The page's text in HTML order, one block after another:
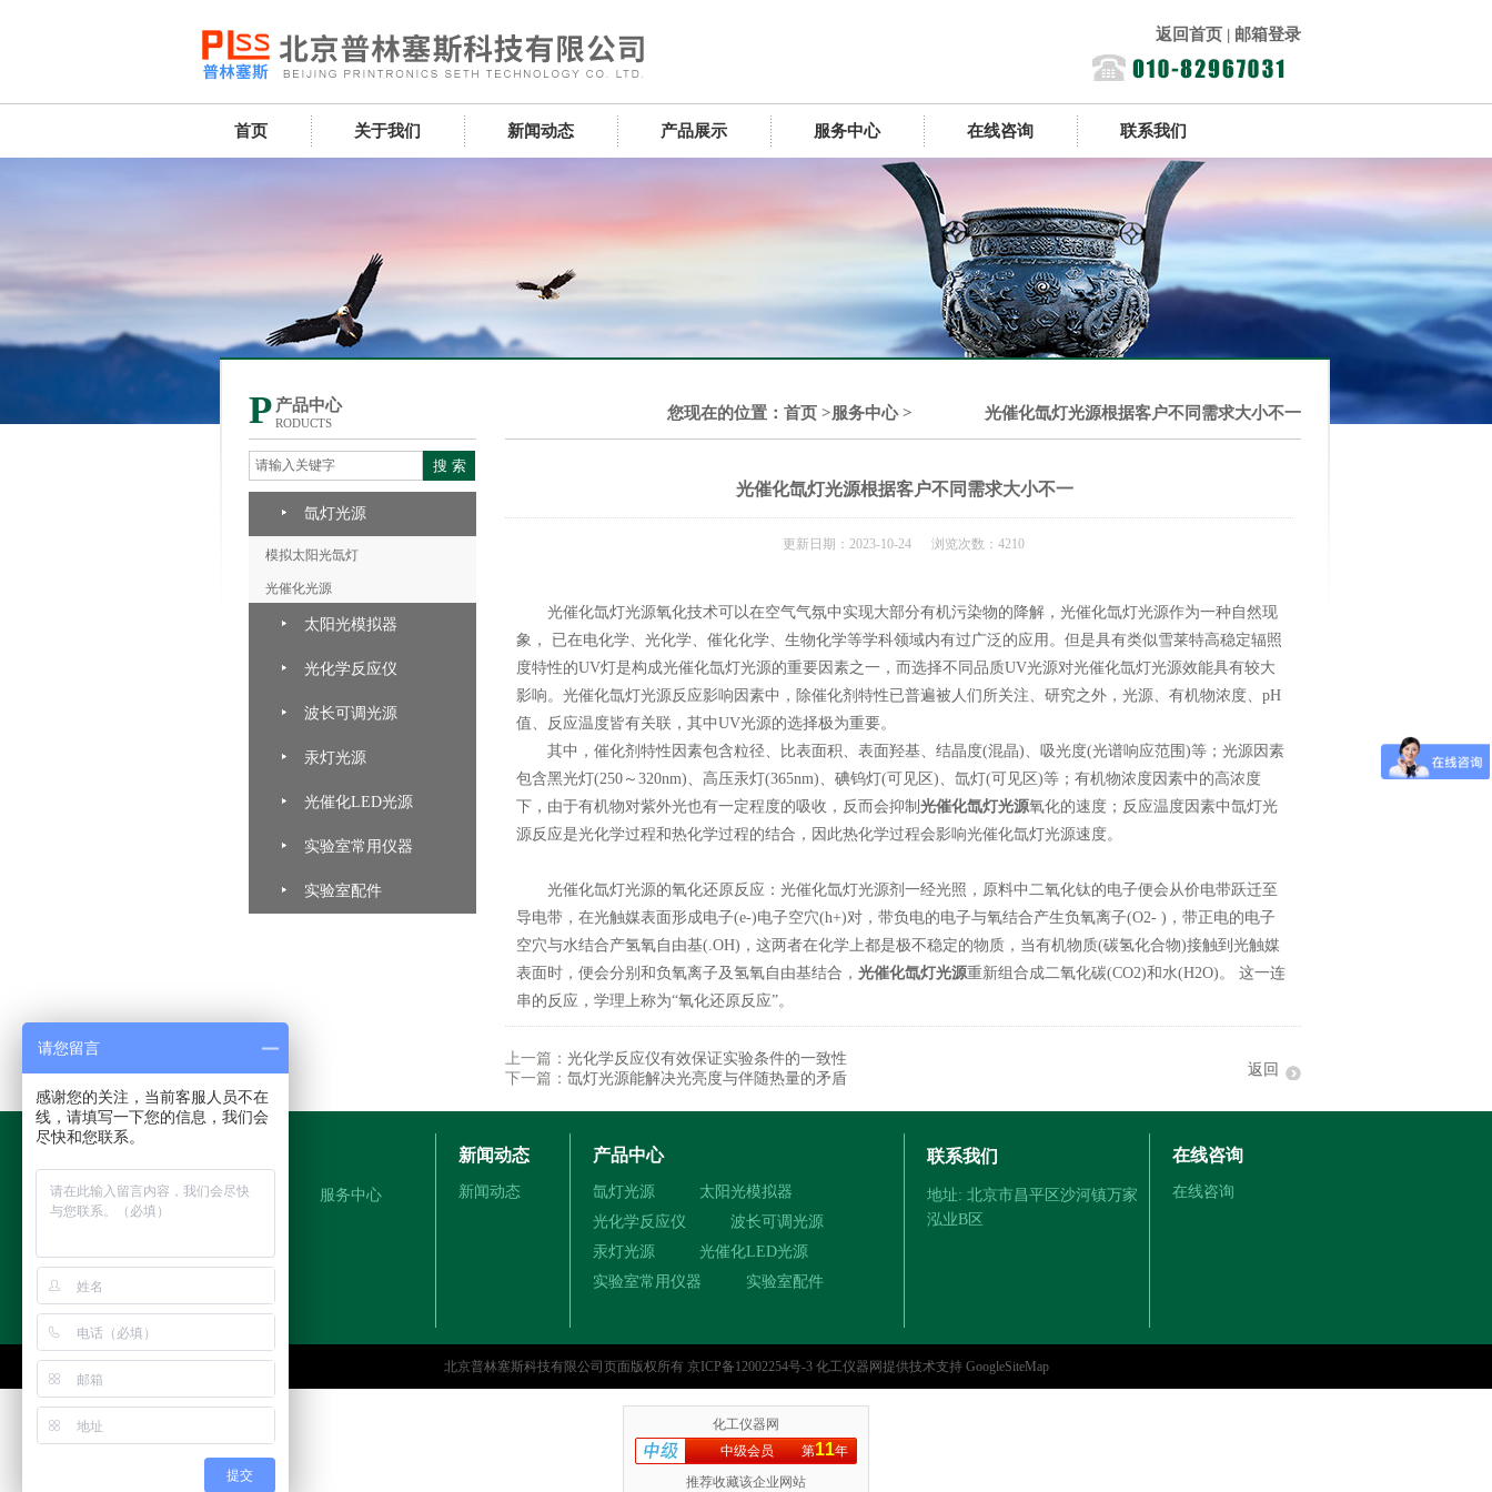
返回首页 | 邮箱登录
首页 关于我们 新闻动态 产品展示 服务中心 在线咨询 联系我们
P 产品中心
RODUCTS
氙灯光源
模拟太阳光氙灯
光催化光源
太阳光模拟器
光化学反应仪
波长可调光源
汞灯光源
光催化LED光源
实验室常用仪器
实验室配件
您现在的位置： 首页 >服务中心> 光催化氙灯光源根据客户不同需求大小不一
光催化氙灯光源根据客户不同需求大小不一
更新日期：2023-10-24 浏览次数：4210
光催化氙灯光源氧化技术可以在空气气氛中实现大部分有机污染物的降解，光催化氙灯光源作为一种自然现
象， 已在电化学、光化学、催化化学、生物化学等学科领域内有过广泛的应用。但是具有类似雪莱特高稳定辐照
度特性的UV灯是构成光催化氙灯光源的重要因素之一，而选择不同品质UV光源对光催化氙灯光源效能具有较大
影响。光催化氙灯光源反应影响因素中，除催化剂特性已普遍被人们所关注、研究之外，光源、有机物浓度、pH
值、反应温度皆有关联，其中UV光源的选择极为重要。
其中，催化剂特性因素包含粒径、比表面积、表面羟基、结晶度(混晶)、吸光度(光谱响应范围)等；光源因素
包含黑光灯(250～320nm)、高压汞灯(365nm)、碘钨灯(可见区)、氙灯(可见区)等；有机物浓度因素中的高浓度
下，由于有机物对紫外光也有一定程度的吸收，反而会抑制 光催化氙灯光源氧化的速度；反应温度因素中氙灯光
源反应是光化学过程和热化学过程的结合，因此热化学过程会影响光催化氙灯光源速度。
光催化氙灯光源的氧化还原反应：光催化氙灯光源剂一经光照，原料中二氧化钛的电子便会从价电带跃迁至
导电带，在光触媒表面形成电子(e-)电子空穴(h+)对，带负电的电子与氧结合产生负氧离子(O2- )，带正电的电子
空穴与水结合产氢氧自由基(.OH)，这两者在化学上都是极不稳定的物质，当有机物质(碳氢化合物)接触到光触媒
表面时，便会分别和负氧离子及氢氧自由基结合， 光催化氙灯光源重新组合成二氧化碳(CO2)和水(H2O)。 这一连
串的反应，学理上称为“氧化还原反应”。
上一篇： 光化学反应仪有效保证实验条件的一致性
下一篇： 氙灯光源能解决光亮度与伴随热量的矛盾
返回
公司简介
服务中心
新闻动态
新闻动态
产品中心
氙灯光源
太阳光模拟器
光化学反应仪
波长可调光源
汞灯光源
光催化LED光源
实验室常用仪器
实验室配件
联系我们
地址: 北京市昌平区沙河镇万家
泓业B区
在线咨询
在线咨询
北京普林塞斯科技有限公司页面版权所有 京ICP备12002254号-3 化工仪器网提供技术支持 GoogleSiteMap
化工仪器网
中级会员
第11年
推荐收藏该企业网站
请您留言
感谢您的关注，当前客服人员不在
线，请填写一下您的信息，我们会
尽快和您联系。
提交